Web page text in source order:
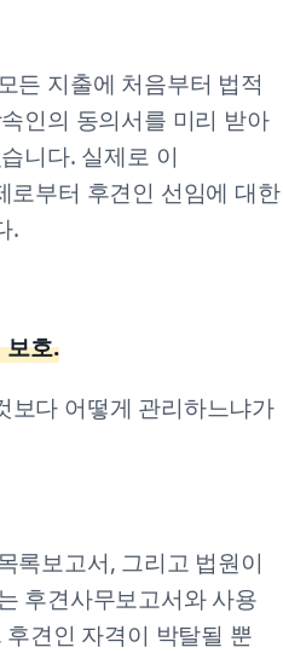
든 지출에 처음부터 법적
인의 동의서를 미리 받아
니다. 실제로 이
로부터 후견인 선임에 대한
.
보호.
보다 어떻게 관리하느냐가
록보고서, 그리고 법원이
후견사무보고서와 사용
견인 자격이 박탈될 뿐